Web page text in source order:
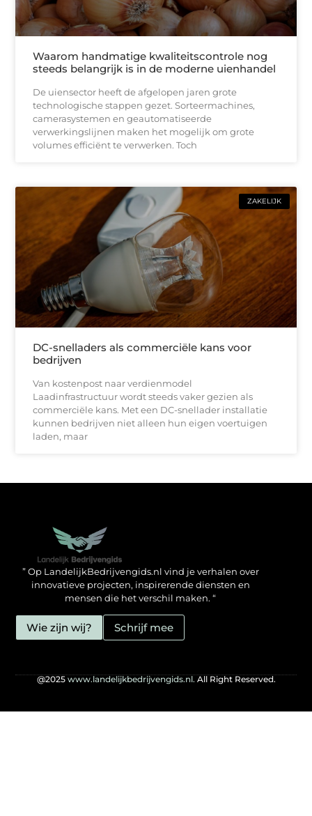
Waarom handmatige kwaliteitscontrole nog
steeds belangrijk is in de moderne uienhandel
De uiensector heeft de afgelopen jaren grote
technologische stappen gezet. Sorteermachines,
camerasystemen en geautomatiseerde
verwerkingslijnen maken het mogelijk om grote
volumes efficiënt te verwerken. Toch
ZAKELIJK
DC-snelladers als commerciële kans voor
bedrijven
Van kostenpost naar verdienmodel
Laadinfrastructuur wordt steeds vaker gezien als
commerciële kans. Met een DC-snellader installatie
kunnen bedrijven niet alleen hun eigen voertuigen
laden, maar
” Op LandelijkBedrijvengids.nl vind je verhalen over
innovatieve projecten, inspirerende diensten en
mensen die het verschil maken. “
Wie zijn wij? Schrijf mee
@2025www.landelijkbedrijvengids.nl.All Right Reserved.